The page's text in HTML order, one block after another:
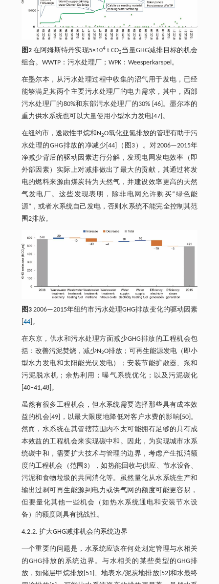
图2在阿姆斯特丹实现5×104t CO2当量GHG减排目标的机会
组合。WWTP：污水处理厂；WPK：Weesperkarspel。
在墨尔本，从污水处理过程中收集的沼气用于发电，已经
能够满足其两个主要污水处理厂的电力需求，其中，西部
污水处理厂的80%和东部污水处理厂的30% [46]。墨尔本的
重力供水系统也可以大量使用小型水力发电[47]。
在纽约市，逸散性甲烷和N2O氧化亚氮排放的管理有助于污
水处理的GHG排放的净减少[44]（图3）。对2006—2015年
净减少背后的驱动因素进行分解，发现电网发电效率（即
外部因素）实际上对减排做出了最大的贡献，其通过将发
电的燃料来源由煤炭转为天然气，并建设效率更高的天然
气发电厂。这些发现表明，除非电网允许购买“绿色能
源”，或者水系统自己发电，否则水系统不能完全控制其范
围2排放。
图32006—2015年纽约市污水处理GHG排放变化的驱动因素
44]。
在东京，供水和污水处理方面减少GHG排放的工程机会包
括：改善污泥焚烧，减少N2O排放；可再生能源发电（即小
型水力发电和太阳能光伏发电）；安装节能扩散器、泵和
污泥脱水机；余热利用；曝气系统优化；以及污泥碳化
[40‒41,48]。
虽然有很多工程机会，但水系统需要选择那些具有成本效
益的机会[49]，以最大限度地降低对客户水费的影响[50]。
然而，水系统在其管辖范围内不太可能拥有足够的具有成
本效益的工程机会来实现碳中和。因此，为实现城市水系
统碳中和，需要扩大技术与管理的边界，考虑产生抵消额
度的工程机会（范围3），如热能回收与供应、节水设备、
污泥和食物垃圾的共同消化等。虽然量化从水系统生产和
输出过剩可再生能源到电力或供气网的额度可能更容易，
但要量化其他一些机会（如热水系统通电和安装节水设
备）的额度则具有挑战性。
4.2.2. 扩大GHG减排机会的系统边界
一个重要的问题是，水系统应该在何处划定管理与水相关
的GHG排放的系统边界。与水相关的某些类型的GHG排
放，如储层甲烷排放[51]、地表水/泥炭地排放[52]和水最终